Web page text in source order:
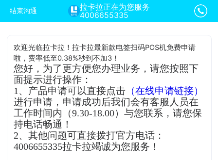
结束沟通
拉卡拉正在为您服务
4006655335
欢迎光临拉卡拉！拉卡拉最新款电签扫码POS机免费申请
啦，费率低至0.38%秒到不加3！
您好，为了更方便您办理业务，请您按照下
面提示进行操作：
1、产品申请可以直接点击 （在线申请链接）
进行申请，申请成功后我们会有客服人员在
工作时间内（9.30-18.00）与您联系，请您保
持电话畅通！
2、其他问题可直接拨打官方电话：
4006655335拉卡拉竭诚为您服务！